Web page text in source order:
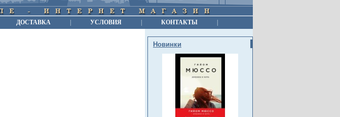
ДОСТАВКА УСЛОВИЯ КОНТАКТЫ
Новинки